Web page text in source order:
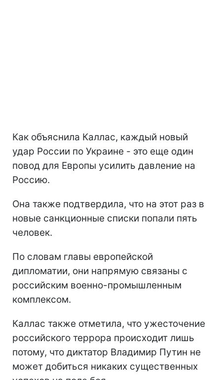
Как объяснила Каллас, каждый новый
удар России по Украине - это еще один
повод для Европы усилить давление на
Россию.
Она также подтвердила, что на этот раз в
новые санкционные списки попали пять
человек.
По словам главы европейской
дипломатии, они напрямую связаны с
российским военно-промышленным
комплексом.
Каллас также отметила, что ужесточение
российского террора происходит лишь
потому, что диктатор Владимир Путин не
может добиться никаких существенных